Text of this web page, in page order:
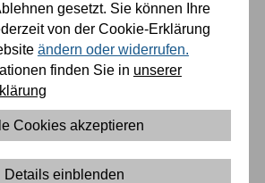
gesetzt. Sie können Ihre
von der Cookie-Erklärung
ändern oder widerrufen.
finden Sie in unserer
Cookies akzeptieren
Details einblenden
Aktuelles